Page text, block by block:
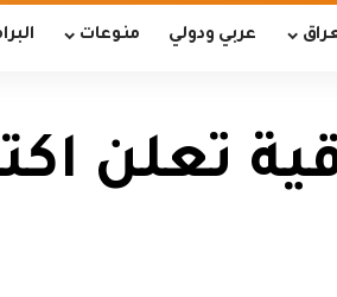
عربي ودولي منوعات
تعلن